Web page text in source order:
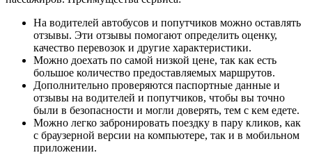
На водителей автобусов и попутчиков можно оставлять
отзывы. Эти отзывы помогают определить оценку,
качество перевозок и другие характеристики.
Можно доехать по самой низкой цене, так как есть
большое количество предоставляемых маршрутов.
Дополнительно проверяются паспортные данные и
отзывы на водителей и попутчиков, чтобы вы точно
были в безопасности и могли доверять, тем с кем едете.
Можно легко забронировать поездку в пару кликов, как
с браузерной версии на компьютере, так и в мобильном
приложении.